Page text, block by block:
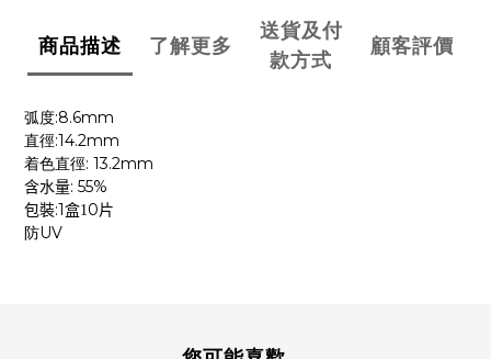
商品描述 了解更多
送貨及付
款方式
顧客評價
弧度:8.6mm
直徑:14.2mm
着色直徑: 13.2mm
含水量: 55%
包裝:1 盒10片
防UV